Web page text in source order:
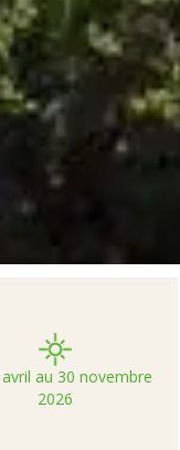
Seasonova
au 30 novembre
2026